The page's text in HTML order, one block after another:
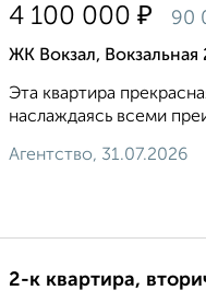
4 100 000 ₽ 90
ЖК Вокзал, Вокзальная
Эта квартира
наслаждаясь всеми
Агентство, 31.07.2026
2-к квартира,